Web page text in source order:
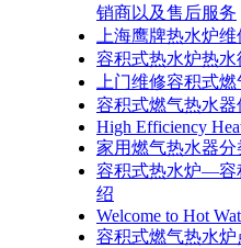
销商以及售后服务
上海鹰牌热水炉
容积式热水炉热
上门维修容积式
容积式燃气热水器
High Efficiency
家用燃气热水器
容积式热水炉—容
绍
Welcome to Hot
容积式燃气热水炉